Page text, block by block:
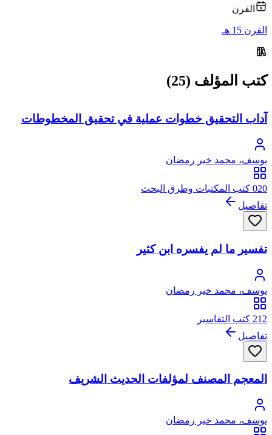
القرن
القرن 15 هـ
كتب المؤلف (25)
آداب التحقيق خطوات عملية في تحقيق المخطوطات
يوسف، محمد خير رمضان
020 كتب المكتبات وطرق البحث
تفاصيل
تفسير ما لم يفسره ابن كثير
يوسف، محمد خير رمضان
212 كتب التفاسير
تفاصيل
المعجم المصنف لمؤلفات الحديث الشريف
يوسف، محمد خير رمضان